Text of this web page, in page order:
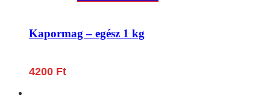
Kapormag – egész 1 kg
4200 Ft